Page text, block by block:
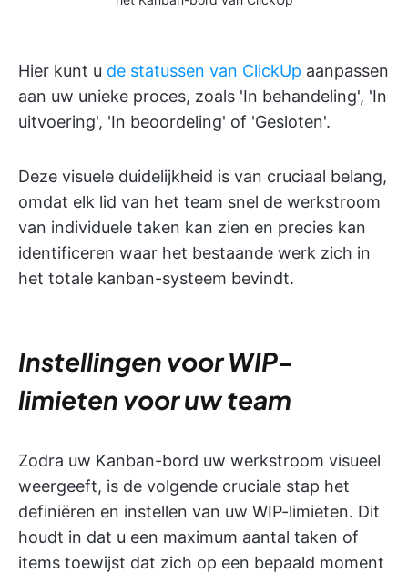
Hier kunt u de statussen van ClickUp aanpassen
aan uw unieke proces, zoals 'In behandeling', 'In
uitvoering', 'In beoordeling' of 'Gesloten'.
Deze visuele duidelijkheid is van cruciaal belang,
omdat elk lid van het team snel de werkstroom
van individuele taken kan zien en precies kan
identificeren waar het bestaande werk zich in
het totale kanban-systeem bevindt.
Instellingen voor WIP-
limieten voor uw team
Zodra uw Kanban-bord uw werkstroom visueel
weergeeft, is de volgende cruciale stap het
definiëren en instellen van uw WIP-limieten. Dit
houdt in dat u een maximum aantal taken of
items toewijst dat zich op een bepaald moment